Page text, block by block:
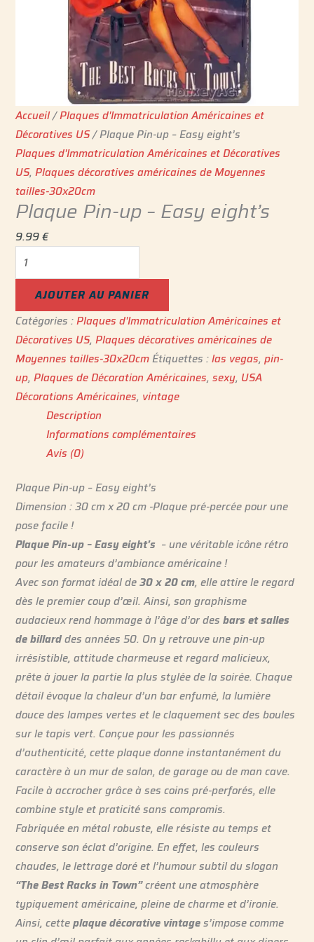
Accueil/Plaques d'Immatriculation Américaines et
Décoratives US/ Plaque Pin-up – Easy eight’s
Plaques d'Immatriculation Américaines et Décoratives
US,Plaques décoratives américaines de Moyennes
tailles-30x20cm
Plaque Pin-up – Easy eight’s
9.99€
AJOUTER AU PANIER
Catégories :Plaques d'Immatriculation Américaines et
Décoratives US,Plaques décoratives américaines de
Moyennes tailles-30x20cmÉtiquettes :las vegas,pin-
up,Plaques de Décoration Américaines,sexy, USA
Décorations Américaines, vintage
Description
Informations complémentaires
Avis (0)
Plaque Pin-up – Easy eight’s
Dimension : 30 cm x 20 cm -Plaque pré-percée pour une
pose facile !
Plaque Pin-up – Easy eight’s – une véritable icône rétro
pour les amateurs d’ambiance américaine !
Avec son format idéal de30 x 20 cm, elle attire le regard
dès le premier coup d’œil. Ainsi, son graphisme
audacieux rend hommage à l’âge d’or desbars et salles
de billarddes années 50. On y retrouve une pin-up
irrésistible, attitude charmeuse et regard malicieux,
prête à jouer la partie la plus stylée de la soirée. Chaque
détail évoque la chaleur d’un bar enfumé, la lumière
douce des lampes vertes et le claquement sec des boules
sur le tapis vert. Conçue pour les passionnés
d’authenticité, cette plaque donne instantanément du
caractère à un mur de salon, de garage ou de man cave.
Facile à accrocher grâce à ses coins pré-perforés, elle
combine style et praticité sans compromis.
Fabriquée en métal robuste, elle résiste au temps et
conserve son éclat d’origine. En effet, les couleurs
chaudes, le lettrage doré et l’humour subtil du slogan
“The Best Racks in Town”créent une atmosphère
typiquement américaine, pleine de charme et d’ironie.
Ainsi, cetteplaque décorative vintages’impose comme